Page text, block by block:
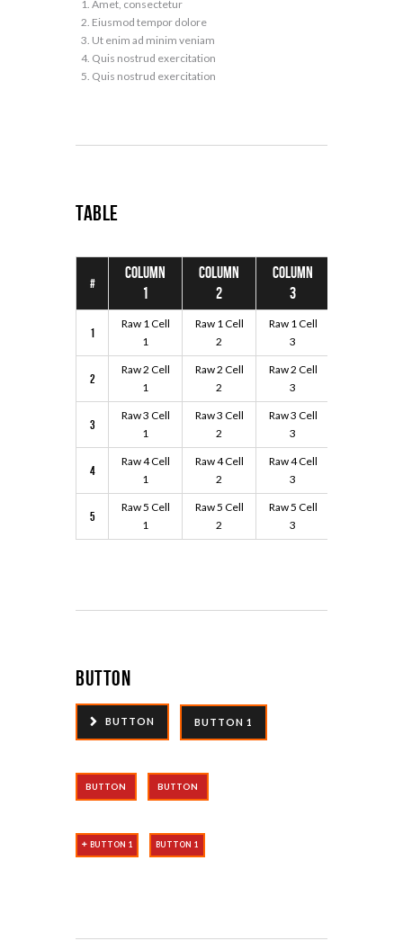
Amet, consectetur
Eiusmod tempor dolore
Ut enim ad minim veniam
Quis nostrud exercitation
Quis nostrud exercitation
Table
#
Column
1
Column
2
Column
3
1
Raw 1 Cell
1
Raw 1 Cell
2
Raw 1 Cell
3
2
Raw 2 Cell
1
Raw 2 Cell
2
Raw 2 Cell
3
3
Raw 3 Cell
1
Raw 3 Cell
2
Raw 3 Cell
3
4
Raw 4 Cell
1
Raw 4 Cell
2
Raw 4 Cell
3
5
Raw 5 Cell
1
Raw 5 Cell
2
Raw 5 Cell
3
Button
BUTTON BUTTON 1
BUTTON BUTTON
BUTTON 1 BUTTON 1